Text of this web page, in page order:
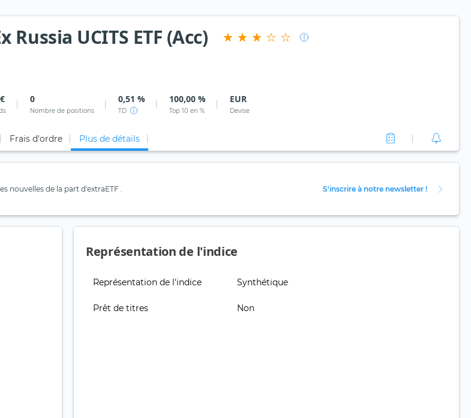
UCITS ETF (Acc)
0
Nombre de positions
0,51 %
TD
100,00 %
Top 10 en %
EUR
Devise
Frais d'ordre Plus de détails
nouvelles de la part d'extraETF . S'inscrire à notre newsletter !
Représentation de l'indice
Représentation de l'indice Synthétique
Prêt de titres Non